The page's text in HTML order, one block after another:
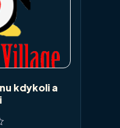
kdykoli a